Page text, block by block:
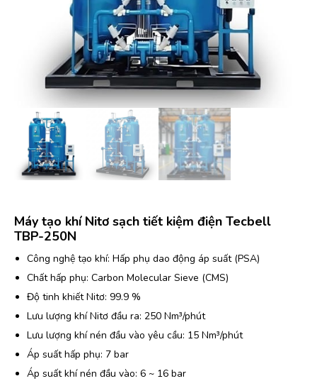
Máy tạo khí Nitơ sạch tiết kiệm điện Tecbell
TBP-250N
Công nghệ tạo khí: Hấp phụ dao động áp suất (PSA)
Chất hấp phụ: Carbon Molecular Sieve (CMS)
Độ tinh khiết Nitơ: 99.9 %
Lưu lượng khí Nitơ đầu ra: 250 Nm³/phút
Lưu lượng khí nén đầu vào yêu cầu: 15 Nm³/phút
Áp suất hấp phụ: 7 bar
Áp suất khí nén đầu vào: 6 ~ 16 bar